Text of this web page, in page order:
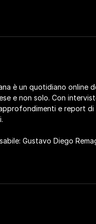
è un quotidiano online
e non solo. Con
e report di
Gustavo Diego